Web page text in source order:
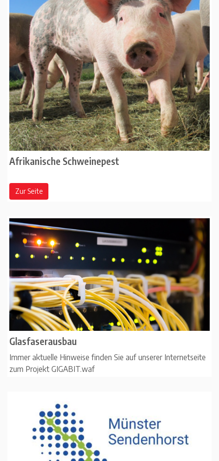
Afrikanische Schweinepest
Zur Seite
Glasfaserausbau
Immer aktuelle Hinweise finden Sie auf unserer Internetseite
zum Projekt GIGABIT.waf